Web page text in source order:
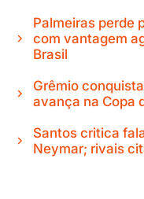
Palmeiras perde
com vantagem
Brasil
Grêmio
avança na Copa
Santos critica
Neymar; rivais